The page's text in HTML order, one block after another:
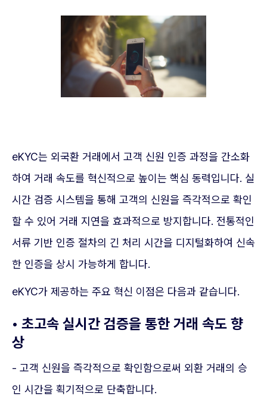
eKYC는 외국환 거래에서 고객 신원 인증 과정을 간소화
하여 거래 속도를 혁신적으로 높이는 핵심 동력입니다. 실
시간 검증 시스템을 통해 고객의 신원을 즉각적으로 확인
할 수 있어 거래 지연을 효과적으로 방지합니다. 전통적인
서류 기반 인증 절차의 긴 처리 시간을 디지털화하여 신속
한 인증을 상시 가능하게 합니다.
eKYC가 제공하는 주요 혁신 이점은 다음과 같습니다.
• 초고속 실시간 검증을 통한 거래 속도 향
상
- 고객 신원을 즉각적으로 확인함으로써 외환 거래의 승
인 시간을 획기적으로 단축합니다.